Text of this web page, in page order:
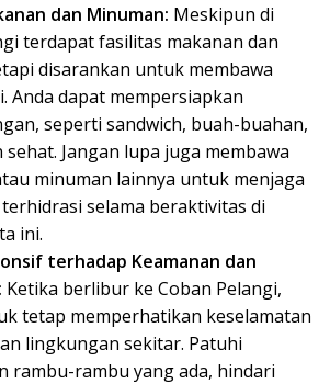
dan Minuman: Meskipun di
terdapat fasilitas makanan dan
disarankan untuk membawa
Anda dapat mempersiapkan
seperti sandwich, buah-buahan,
sehat. Jangan lupa juga membawa
minuman lainnya untuk menjaga
selama beraktivitas di
ini.
terhadap Keamanan dan
Ketika berlibur ke Coban Pelangi,
tetap memperhatikan keselamatan
lingkungan sekitar. Patuhi
rambu-rambu yang ada, hindari